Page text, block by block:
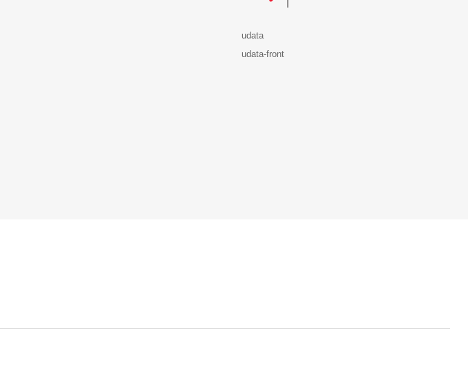
udata
udata-front